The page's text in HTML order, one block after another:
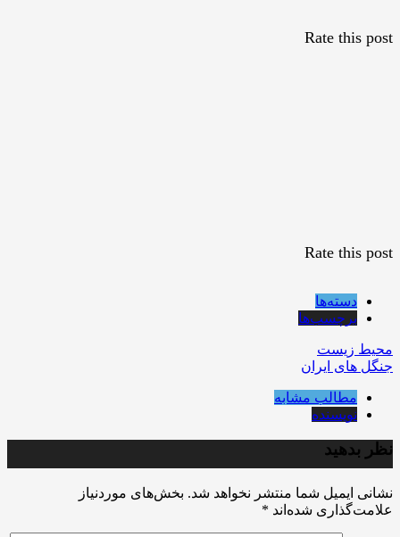
Rate this post
Rate this post
دسته‌ها
برچسب‌ها
محیط زیست
جنگل های ایران
مطالب مشابه
نویسنده
نظر بدهید
نشانی ایمیل شما منتشر نخواهد شد. بخش‌های موردنیاز
علامت‌گذاری شده‌اند *